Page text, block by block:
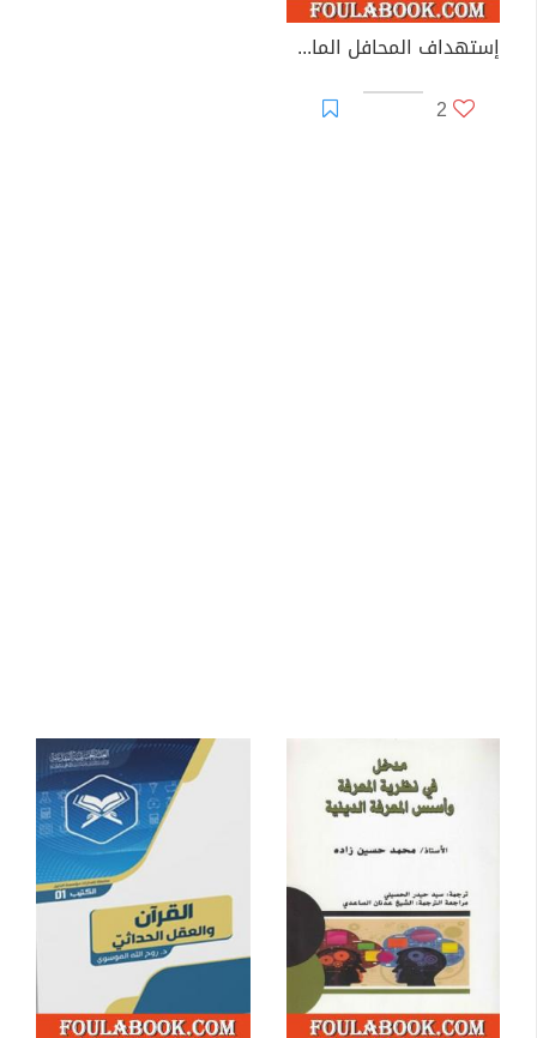
إستهداف المحافل الماسونية للعقول البشرية
2